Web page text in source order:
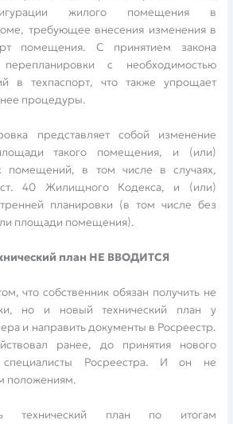
жилого помещения в
требующее внесения изменения в
помещения. С принятием закона
с необходимостью
в техпаспорт, что также упрощает
процедуры.
представляет собой изменение
такого помещения, и (или)
помещений, в том числе в случаях,
ст. 40 Жилищного Кодекса, и (или)
планировки (в том числе без
площади помещения).
план НЕ ВВОДИТСЯ
что собственник обязан получить не
но и новый технический план у
и направить документы в Росреестр.
ранее, до принятия нового
специалисты Росреестра. И он не
положениям.
технический план по итогам